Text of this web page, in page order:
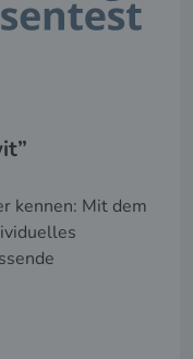
kennen: Mit dem